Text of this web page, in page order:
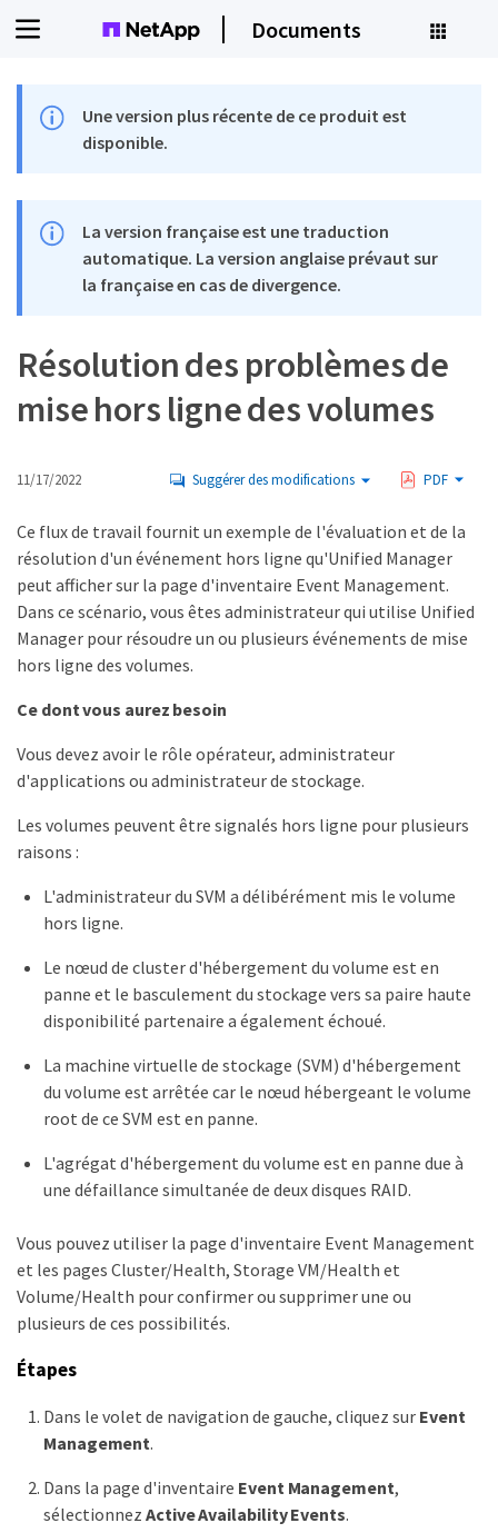
Documents
Une version plus récente de ce produit est
disponible.
La version française est une traduction
automatique. La version anglaise prévaut sur
la française en cas de divergence.
Résolution des problèmes de
mise hors ligne des volumes
11/17/2022 Suggérer des modifications PDF
Ce flux de travail fournit un exemple de l'évaluation et de la
résolution d'un événement hors ligne qu'Unified Manager
peut afficher sur la page d'inventaire Event Management.
Dans ce scénario, vous êtes administrateur qui utilise Unified
Manager pour résoudre un ou plusieurs événements de mise
hors ligne des volumes.
Ce dont vous aurez besoin
Vous devez avoir le rôle opérateur, administrateur
d'applications ou administrateur de stockage.
Les volumes peuvent être signalés hors ligne pour plusieurs
raisons :
L'administrateur du SVM a délibérément mis le volume
hors ligne.
Le nœud de cluster d'hébergement du volume est en
panne et le basculement du stockage vers sa paire haute
disponibilité partenaire a également échoué.
La machine virtuelle de stockage (SVM) d'hébergement
du volume est arrêtée car le nœud hébergeant le volume
root de ce SVM est en panne.
L'agrégat d'hébergement du volume est en panne due à
une défaillance simultanée de deux disques RAID.
Vous pouvez utiliser la page d'inventaire Event Management
et les pages Cluster/Health, Storage VM/Health et
Volume/Health pour confirmer ou supprimer une ou
plusieurs de ces possibilités.
Étapes
Dans le volet de navigation de gauche, cliquez sur Event
Management.
Dans la page d'inventaire Event Management,
sélectionnez Active Availability Events.